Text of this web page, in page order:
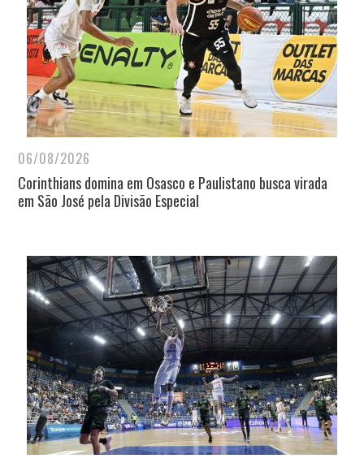
06/08/2026
Corinthians domina em Osasco e Paulistano busca virada
em São José pela Divisão Especial